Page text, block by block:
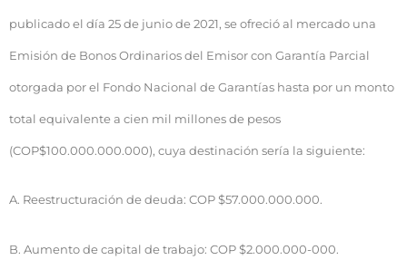
publicado el día 25 de junio de 2021, se ofreció al mercado una
Emisión de Bonos Ordinarios del Emisor con Garantía Parcial
otorgada por el Fondo Nacional de Garantías hasta por un monto
total equivalente a cien mil millones de pesos
(COP$100.000.000.000), cuya destinación sería la siguiente:
A. Reestructuración de deuda: COP $57.000.000.000.
B. Aumento de capital de trabajo: COP $2.000.000-000.